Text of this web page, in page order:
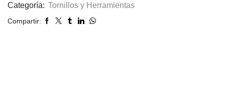
Categoría: Tornillos y Herramientas
Compartir: